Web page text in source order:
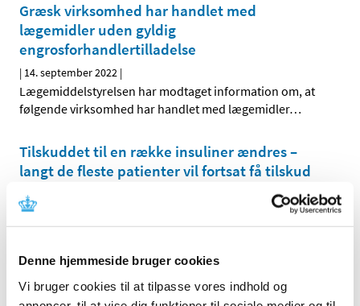
Denne hjemmeside bruger cookies
Vi bruger cookies til at tilpasse vores indhold og
Græsk virksomhed har handlet med
lægemidler uden gyldig
engrosforhandlertilladelse
| 14. september 2022 |
Lægemiddelstyrelsen har modtaget information om, at
følgende virksomhed har handlet med lægemidler…
Tilskuddet til en række insuliner ændres –
langt de fleste patienter vil fortsat få tilskud
12. september 2022
Fra og med den 19. september 2022 ændres tilskuddet til
en række insuliner. Mange patienter vil ikke blive…
Videreudvikling af variantopdateret covid-19-
vaccine på vej til EU-godkendelse